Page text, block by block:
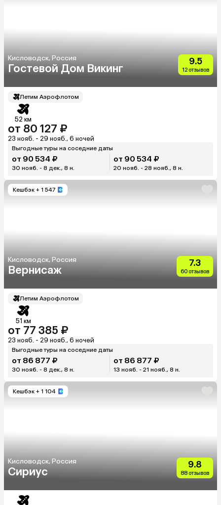
Кисловодск, Россия
Гостевой Дом Викинг
9.5
12 отзывов
Летим Аэрофлотом
52 км
от 80 127 ₽
23 нояб. - 29 нояб., 6 ночей
Выгодные туры на соседние даты
от 90 534 ₽
30 нояб. - 8 дек., 8 н.
от 90 534 ₽
20 нояб. - 28 нояб., 8 н.
Кешбэк + 1 547
Кисловодск, Россия
Вернисаж
7.3
60 отзывов
Летим Аэрофлотом
51 км
от 77 385 ₽
23 нояб. - 29 нояб., 6 ночей
Выгодные туры на соседние даты
от 86 877 ₽
30 нояб. - 8 дек., 8 н.
от 86 877 ₽
13 нояб. - 21 нояб., 8 н.
Кешбэк + 1 104
Кисловодск, Россия
Сириус
9.8
88 отзывов